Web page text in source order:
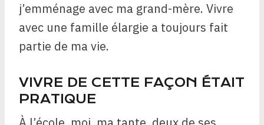
j’emménage avec ma grand-mère. Vivre
avec une famille élargie a toujours fait
partie de ma vie.
VIVRE DE CETTE FAÇON ÉTAIT
PRATIQUE